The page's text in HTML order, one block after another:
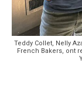
Teddy Collet, Nelly
French Bakers, ont